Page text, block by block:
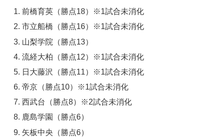
前橋育英（勝点18）※1試合未消化
市立船橋（勝点16）※1試合未消化
山梨学院（勝点13）
流経大柏（勝点12）※1試合未消化
日大藤沢（勝点11）※1試合未消化
帝京（勝点10）※1試合未消化
西武台（勝点8）※2試合未消化
鹿島学園（勝点6）
矢板中央（勝点6）